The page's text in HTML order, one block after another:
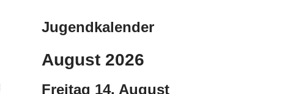
Jugendkalender
August 2026
Freitag 14. August